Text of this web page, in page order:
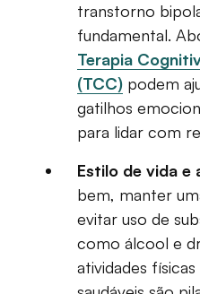
transtorno
fundamental.
Terapia
(TCC) podem
gatilhos
para lidar com
Estilo de vida e
bem, manter
evitar uso de
como álcool e
atividades